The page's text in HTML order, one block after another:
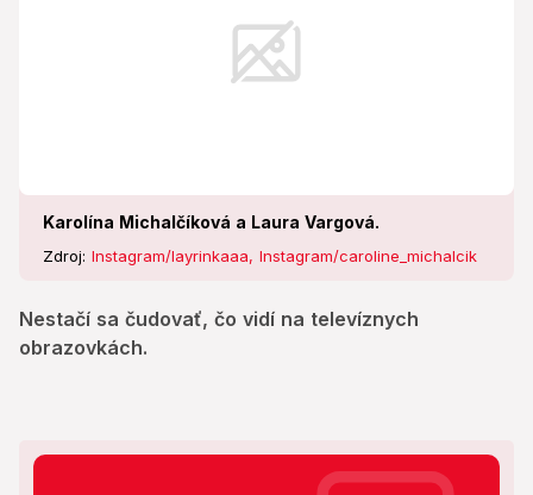
Karolína Michalčíková a Laura Vargová.
Zdroj: Instagram/layrinkaaa, Instagram/caroline_michalcik
Nestačí sa čudovať, čo vidí na televíznych
obrazovkách.